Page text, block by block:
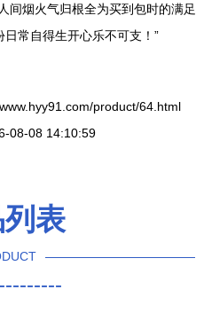
间烟火气归根全为买到包时的满足
常自得生开心乐不可支！”
product/64.html
08-08 14:10:59
表